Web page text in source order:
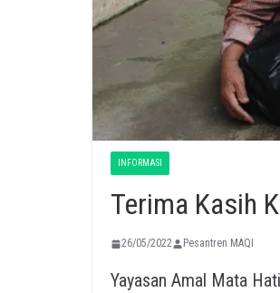
INFORMASI
Terima Kasih
26/05/2022 Pesantren MAQI
Yayasan Amal Mata